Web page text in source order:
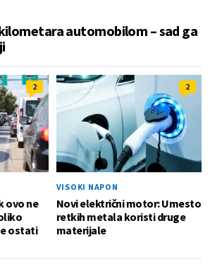
automobilom – sad ga
2
ovo ne
ostati
2
VISOKI NAPON
Novi električni motor: Umesto
retkih metala koristi druge
materijale